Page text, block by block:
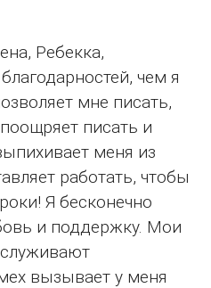
Ребекка,
чем я
мне писать,
писать и
меня из
работать, чтобы
Я бесконечно
и поддержку. Мои
вызывает у меня